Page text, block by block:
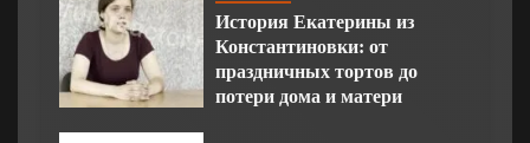
История Екатерины из
Константиновки: от
праздничных тортов до
потери дома и матери